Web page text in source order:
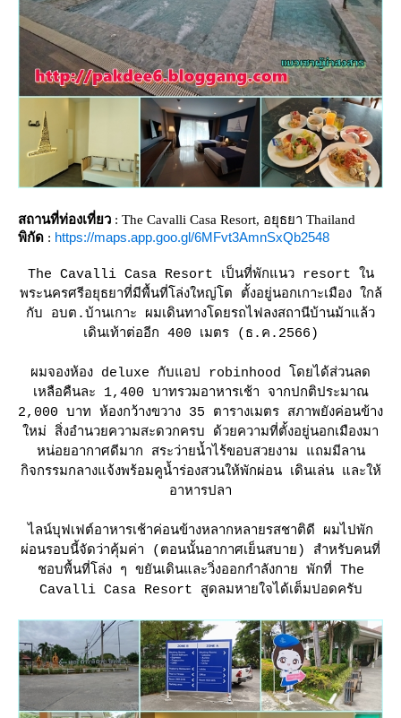
สถานที่ท่องเที่ยว : The Cavalli Casa Resort, อยุธยา Thailand
พิกัด : https://maps.app.goo.gl/6MFvt3AmnSxQb2548
The Cavalli Casa Resort เป็นที่พักแนว resort ใน
พระนครศรีอยุธยาที่มีพื้นที่โล่งใหญ่โต ตั้งอยู่นอกเกาะเมือง ใกล้
กับ อบต.บ้านเกาะ ผมเดินทางโดยรถไฟลงสถานีบ้านม้าแล้ว
เดินเท้าต่ออีก 400 เมตร (ธ.ค.2566)
ผมจองห้อง deluxe กับแอป robinhood โดยได้ส่วนลด
เหลือคืนละ 1,400 บาทรวมอาหารเช้า จากปกติประมาณ
2,000 บาท ห้องกว้างขวาง 35 ตารางเมตร สภาพยังค่อนข้าง
หม่ สิ่งอำนวยความสะดวกครบ ด้วยความที่ตั้งอยู่นอกเมืองมา
หน่อยอากาศดีมาก สระว่ายน้ำไร้ขอบสวยงาม แถมมีลาน
กิจกรรมกลางแจ้งพร้อมคูน้ำร่องสวนให้พักผ่อน เดินเล่น และให้
อาหารปลา
ไลน์บุฟเฟต์อาหารเช้าค่อนข้างหลากหลายรสชาติดี ผมไปพัก
ผ่อนรอบนี้จัดว่าคุ้มค่า (ตอนนั้นอากาศเย็นสบาย) สำหรับคนที่
ชอบพื้นที่โล่ง ๆ ขยันเดินและวิ่งออกกำลังกาย พักที่ The
Cavalli Casa Resort สูดลมหายใจได้เต็มปอดครับ